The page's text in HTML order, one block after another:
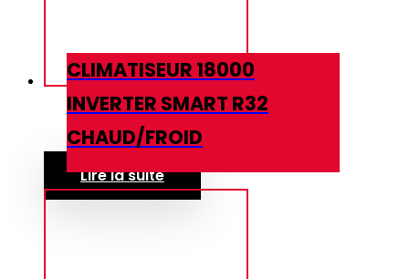
CLIMATISEUR 18000
INVERTER SMART R32
CHAUD/FROID
Lire la suite